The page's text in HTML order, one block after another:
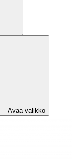
Avaa valikko